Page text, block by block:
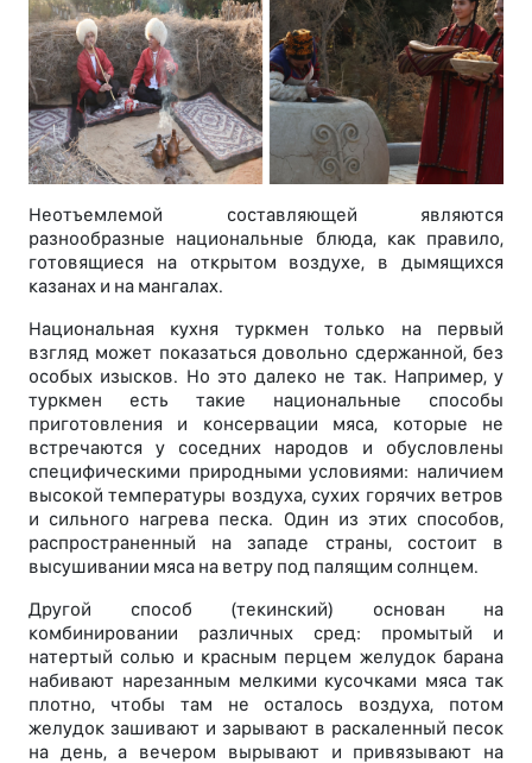
Неотъемлемой составляющей являются
разнообразные национальные блюда, как правило,
готовящиеся на открытом воздухе, в дымящихся
казанах и на мангалах.
Национальная кухня туркмен только на первый
взгляд может показаться довольно сдержанной, без
особых изысков. Но это далеко не так. Например, у
туркмен есть такие национальные способы
приготовления и консервации мяса, которые не
встречаются у соседних народов и обусловлены
специфическими природными условиями: наличием
высокой температуры воздуха, сухих горячих ветров
и сильного нагрева песка. Один из этих способов,
распространенный на западе страны, состоит в
высушивании мяса на ветру под палящим солнцем.
Другой способ (текинский) основан на
комбинировании различных сред: промытый и
натертый солью и красным перцем желудок барана
набивают нарезанным мелкими кусочками мяса так
плотно, чтобы там не осталось воздуха, потом
желудок зашивают и зарывают в раскаленный песок
на день, а вечером вырывают и привязывают на